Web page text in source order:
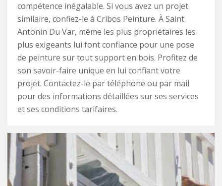
compétence inégalable. Si vous avez un projet
similaire, confiez-le à Cribos Peinture. À Saint
Antonin Du Var, même les plus propriétaires les
plus exigeants lui font confiance pour une pose
de peinture sur tout support en bois. Profitez de
son savoir-faire unique en lui confiant votre
projet. Contactez-le par téléphone ou par mail
pour des informations détaillées sur ses services
et ses conditions tarifaires.